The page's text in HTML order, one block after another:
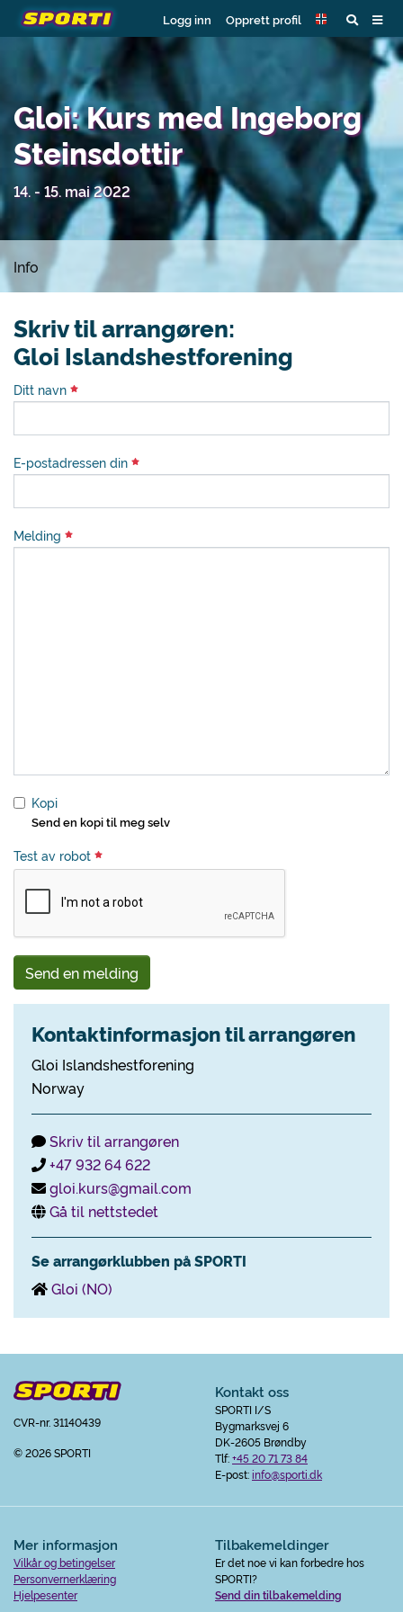
Logg inn Opprett profil
Gloi: Kurs med Ingeborg
Steinsdottir
14. - 15. mai 2022
Info
Skriv til arrangøren:
Gloi Islandshestforening
Ditt navn
E-postadressen din
Melding
Kopi
Send en kopi til meg selv
Test av robot
Send en melding
Kontaktinformasjon til arrangøren
Gloi Islandshestforening
Norway
Skriv til arrangøren
+47 932 64 622
gloi.kurs@gmail.com
Gå til nettstedet
Se arrangørklubben på SPORTI
Gloi (NO)
CVR-nr. 31140439
© 2026 SPORTI
Kontakt oss
SPORTI I/S
Bygmarksvej 6
DK-2605 Brøndby
Tlf:+45 20 71 73 84
E-post:info@sporti.dk
Mer informasjon
Vilkår og betingelser
Personvernerklæring
Hjelpesenter
Tilbakemeldinger
Er det noe vi kan forbedre hos
SPORTI?
Send din tilbakemelding